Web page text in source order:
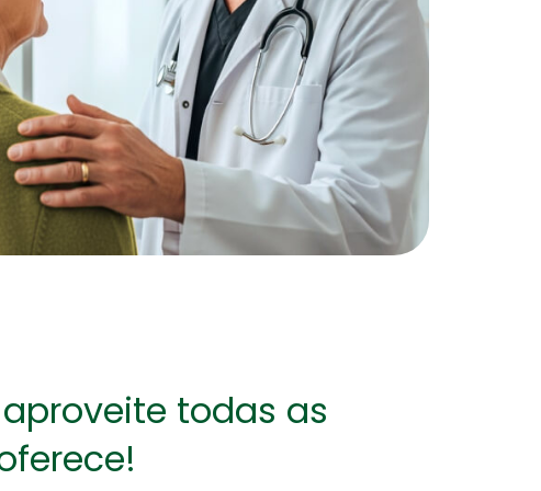
cuidar melhor das suas
economias!
todas as